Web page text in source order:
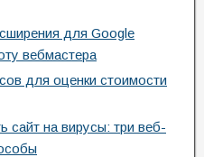
для Google
вебмастера
для оценки стоимости
сайт на вирусы: три веб-